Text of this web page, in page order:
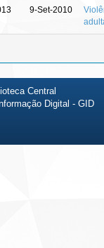
9-Set-2010
Central
Digital - GID